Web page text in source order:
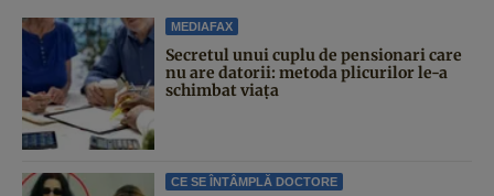
MEDIAFAX
Secretul unui cuplu de pensionari care
nu are datorii: metoda plicurilor le-a
schimbat viața
CE SE ÎNTÂMPLĂ DOCTORE